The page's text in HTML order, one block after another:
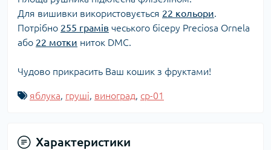
Для вишивки використовується 22 кольори.
Потрібно 255 грамів чеського бісеру Preciosa Ornela
або 22 мотки ниток DMC.
Чудово прикрасить Ваш кошик з фруктами!
яблука, груші, виноград, ср-01
Характеристики